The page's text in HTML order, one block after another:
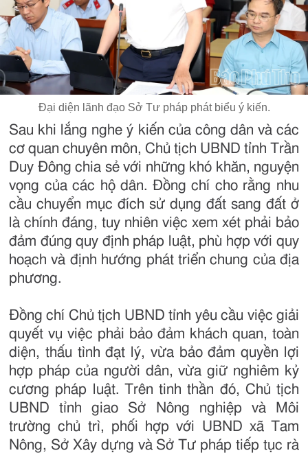
Đại diện lãnh đạo Sở Tư pháp phát biểu ý kiến.
Sau khi lắng nghe ý kiến của công dân và các
cơ quan chuyên môn, Chủ tịch UBND tỉnh Trần
Duy Đông chia sẻ với những khó khăn, nguyện
vọng của các hộ dân. Đồng chí cho rằng nhu
cầu chuyển mục đích sử dụng đất sang đất ở
là chính đáng, tuy nhiên việc xem xét phải bảo
đảm đúng quy định pháp luật, phù hợp với quy
hoạch và định hướng phát triển chung của địa
phương.
Đồng chí Chủ tịch UBND tỉnh yêu cầu việc giải
quyết vụ việc phải bảo đảm khách quan, toàn
diện, thấu tình đạt lý, vừa bảo đảm quyền lợi
hợp pháp của người dân, vừa giữ nghiêm kỷ
cương pháp luật. Trên tinh thần đó, Chủ tịch
UBND tỉnh giao Sở Nông nghiệp và Môi
trường chủ trì, phối hợp với UBND xã Tam
Nông, Sở Xây dựng và Sở Tư pháp tiếp tục rà